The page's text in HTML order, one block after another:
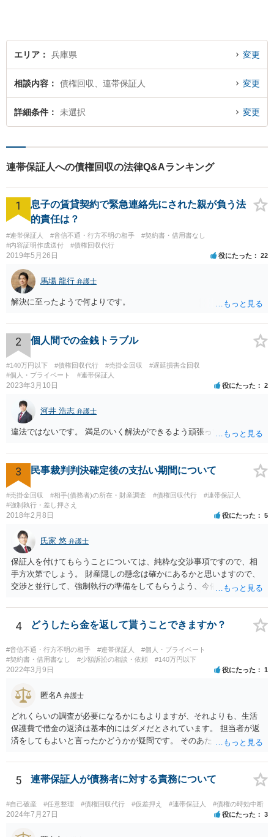
エリア 兵庫県 変更
相談内容 債権回収、連帯保証人 変更
詳細条件 未選択 変更
連帯保証人への債権回収の法律Q&Aランキング
1
息子の賃貸契約で緊急連絡先にされた親が負う法
的責任は？
#連帯保証人 #音信不通・行方不明の相手
#契約書・借用書なし
#内容証明作成送付
#債権回収代行
2019年5月26日 役にたった 22
馬場 龍行 弁護士
解決に至ったようで何よりです。
2 個人間での金銭トラブル
#140万円以下 #債権回収代行 #売掛金回収
#遅延損害金回収
#個人・プライベート
#連帯保証人
2023年3月10日 役にたった 2
河井 浩志 弁護士
違法ではないです。 満足のいく解決ができるよう頑張ってください。
3 民事裁判判決確定後の支払い期間について
#売掛金回収 #相手(債務者)の所在・財産調査 #債権回収代行
#連帯保証人
#強制執行・差し押さえ
2018年2月8日 役にたった 5
氏家 悠 弁護士
保証人を付けてもらうことについては、純粋な交渉事項ですので、相
手方次第でしょう。 財産隠しの懸念は確かにあるかと思いますので、
交渉と並行して、強制執行の準備をしてもらうよう、今依頼されてい
弁護士の探し方ですが、弁護士のウェブページなどがひとつの目安に
なります。 ただ、ウェブページの記載内容が確実というわけでもない
いてみるのがよいと思います。
4 どうしたら金を返して貰うことできますか？
#音信不通・行方不明の相手 #連帯保証人
#個人・プライベート
#契約書・借用書なし
#少額訴訟の相談・依頼 #140万円以下
2022年3月9日 役にたった 1
匿名A 弁護士
どれくらいの調査が必要になるかにもよりますが、それよりも、生活
保護費で借金の返済は基本的にはダメだとされています。 担当者が返
済をしてもよいと言ったかどうかが疑問です。 そのあたりは、ネット
しい記事が出てきますので、一度見てみてもいいかもしれません。
5 連帯保証人が債務者に対する責務について
#自己破産 #任意整理 #債権回収代行 #仮差押え #連帯保証人 #債権の時効中断
2024年7月27日 役にたった 3